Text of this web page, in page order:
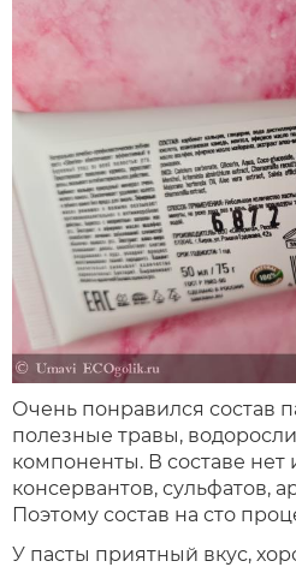
Очень понравился состав
полезные травы,
компоненты. В составе нет
консервантов, сульфатов,
Поэтому состав на сто
У пасты приятный вкус,